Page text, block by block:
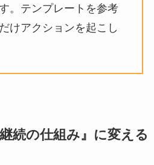
。テンプレートを参考
けアクションを起こし
続の仕組み』に変える